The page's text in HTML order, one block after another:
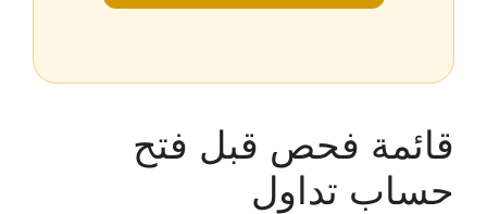
قائمة فحص قبل فتح
حساب تداول